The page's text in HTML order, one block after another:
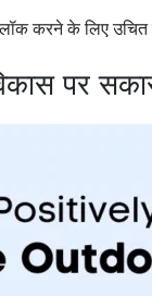
करने के लिए
पर